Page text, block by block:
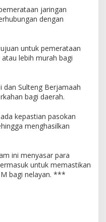
jaringan
dengan
untuk pemerataan
lebih murah bagi
dan Sulteng Berjamaah
bagi daerah.
kepastian pasokan
menghasilkan
ini menyasar para
untuk memastikan
bagi nelayan. ***